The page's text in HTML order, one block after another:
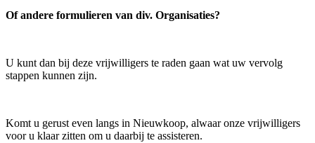
Of andere formulieren van div. Organisaties?
U kunt dan bij deze vrijwilligers te raden gaan wat uw vervolg
stappen kunnen zijn.
Komt u gerust even langs in Nieuwkoop, alwaar onze vrijwilligers
voor u klaar zitten om u daarbij te assisteren.